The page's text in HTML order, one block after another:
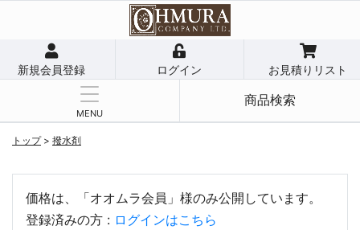
新規会員登録 ログイン お見積りリスト
MENU
商品検索
トップ> 撥水剤
価格は、「オオムラ会員」様のみ公開しています。
登録済みの方 : ログインはこちら